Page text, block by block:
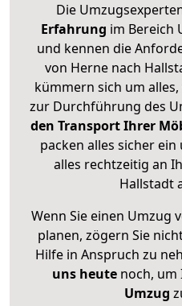
Die
Erfahrung im Bereich
und kennen die
von Herne nach
kümmern sich um
zur Durchführung des
den Transport Ihrer
packen alles sicher
alles rechtzeitig an
Hallstadt
Wenn Sie einen Umzug
planen, zögern Sie
Hilfe in Anspruch zu
uns heutenoch, um
Umzug